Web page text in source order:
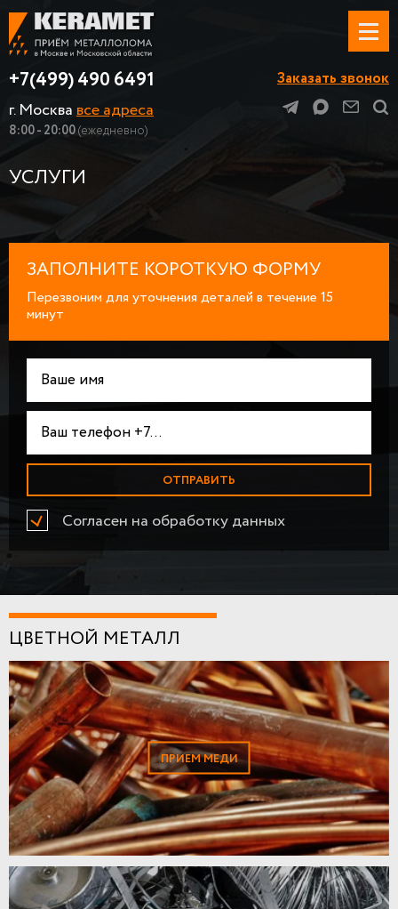
+7(499) 490 6491
г. Москвавсе адреса
8:00 - 20:00(ежедневно)
Заказать звонок
УСЛУГИ
ЗАПОЛНИТЕ КОРОТКУЮ ФОРМУ
Перезвоним для уточнения деталей в течение 15
минут
Согласен на обработку данных
ЦВЕТНОЙ МЕТАЛЛ
ПРИЕМ МЕДИ